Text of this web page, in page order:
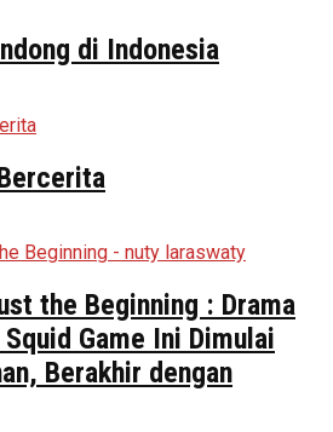
di Indonesia
the Beginning : Drama
Game Ini Dimulai
Berakhir dengan